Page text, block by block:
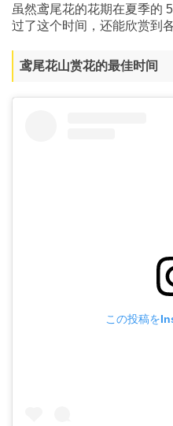
虽然鸢尾花的花期在夏季的
过了这个时间，还能欣赏到
鸢尾花山赏花的最佳时间
この投稿を